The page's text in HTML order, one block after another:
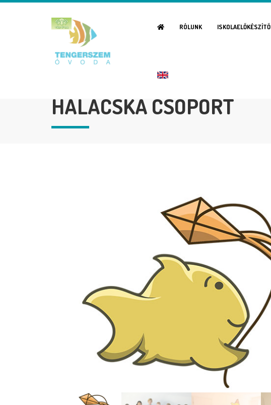
RÓLUNK ISKOLAELŐKÉSZÍTŐ
HALACSKA CSOPORT